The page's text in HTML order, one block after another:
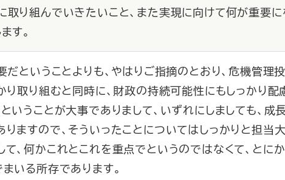
取り組んでいきたいこと、また実現に向けて何が重要
す。
だということよりも、やはりご指摘のとおり、危機管理
かり取り組むと同時に、財政の持続可能性にもしっかり
いうことが大事でありまして、いずれにしましても、成
ますので、そういったことについてはしっかりと担当
、何かこれとこれを重点でというのではなくて、とに
いる所存であります。